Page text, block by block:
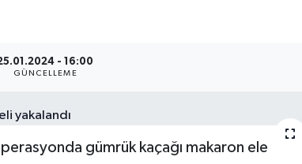
- 16:00
GÜNCELLEME
gümrük kaçağı makaron ele